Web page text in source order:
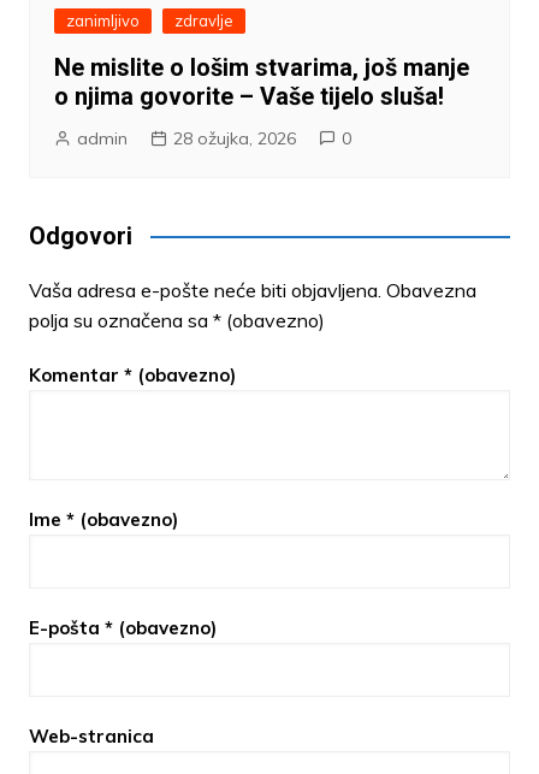
zanimljivo zdravlje
Ne mislite o lošim stvarima, još manje
o njima govorite – Vaše tijelo sluša!
admin 28 ožujka, 2026 0
Odgovori
Vaša adresa e-pošte neće biti objavljena. Obavezna
polja su označena sa * (obavezno)
Komentar * (obavezno)
Ime * (obavezno)
E-pošta * (obavezno)
Web-stranica